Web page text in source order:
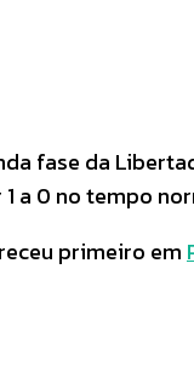
fase da
a 0 no tempo
primeiro em